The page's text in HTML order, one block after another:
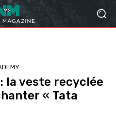
: la veste recyclée
« Tata